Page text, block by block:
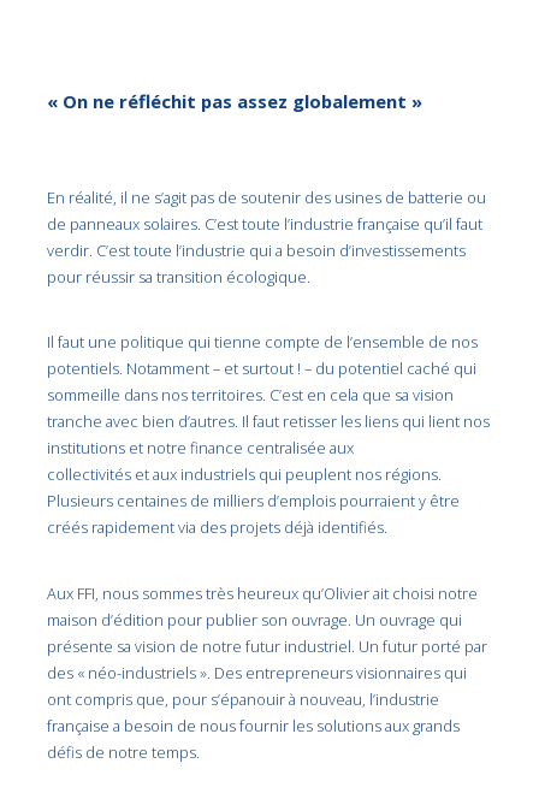
« On ne réfléchit pas assez globalement »
En réalité, il ne s’agit pas de soutenir des usines de batterie ou
de panneaux solaires. C’est toute l’industrie française qu’il faut
verdir. C’est toute l’industrie qui a besoin d’investissements
pour réussir sa transition écologique.
Il faut une politique qui tienne compte de l’ensemble de nos
potentiels. Notamment – et surtout ! – du potentiel caché qui
sommeille dans nos territoires. C’est en cela que sa vision
tranche avec bien d’autres. Il faut retisser les liens qui lient nos
institutions et notre finance centralisée aux
collectivités et aux industriels qui peuplent nos régions.
Plusieurs centaines de milliers d’emplois pourraient y être
créés rapidement via des projets déjà identifiés.
Aux FFI, nous sommes très heureux qu’Olivier ait choisi notre
maison d’édition pour publier son ouvrage. Un ouvrage qui
présente sa vision de notre futur industriel. Un futur porté par
des « néo-industriels ». Des entrepreneurs visionnaires qui
ont compris que, pour s’épanouir à nouveau, l’industrie
française a besoin de nous fournir les solutions aux grands
défis de notre temps.